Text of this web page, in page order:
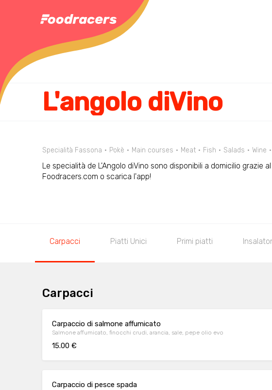
L'angolo diVino
Specialità Fassona Pokè Main courses Meat Fish Salads Wine
Le specialità de L'Angolo diVino sono disponibili a domicilio grazie
Foodracers.com o scarica l'app!
Carpacci Piatti Unici Primi piatti
Carpacci
Carpaccio di salmone affumicato
Salmone affumicato, finocchi crudi, arancia, sale, pepe olio evo
15.00 €
Carpaccio di pesce spada